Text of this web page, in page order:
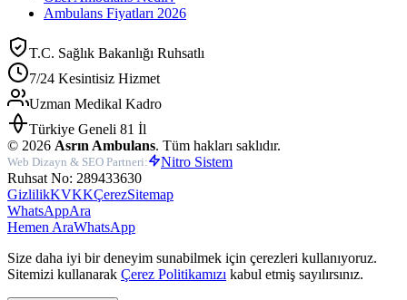
Ambulans Fiyatları 2026
T.C. Sağlık Bakanlığı Ruhsatlı
7/24 Kesintisiz Hizmet
Uzman Medikal Kadro
Türkiye Geneli 81 İl
© 2026 Asrın Ambulans. Tüm hakları saklıdır.
Web Dizayn & SEO Partneri:
Nitro Sistem
Ruhsat No: 289433630
GizlilikKVKKÇerezSitemap
WhatsAppAra
Hemen AraWhatsApp
Size daha iyi bir deneyim sunabilmek için çerezleri kullanıyoruz.
Sitemizi kullanarak Çerez Politikamızı kabul etmiş sayılırsınız.